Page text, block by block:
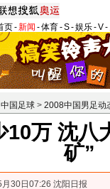
页-新闻 -体育-S-娱乐-V-
中国足球 > 2008中国男足动
10万 沈八
矿”
30日07:26 沈阳日报